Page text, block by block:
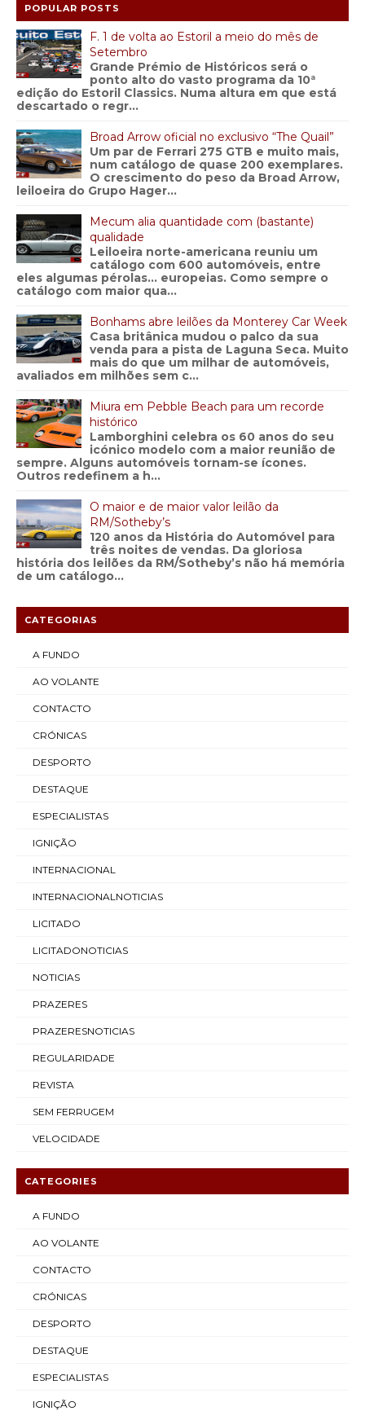
POPULAR POSTS
F. 1 de volta ao Estoril a meio do mês de
Setembro
Grande Prémio de Históricos será o
ponto alto do vasto programa da 10ª
edição do Estoril Classics. Numa altura em que está
descartado o regr...
Broad Arrow oficial no exclusivo “The Quail”
Um par de Ferrari 275 GTB e muito mais,
num catálogo de quase 200 exemplares.
O crescimento do peso da Broad Arrow,
leiloeira do Grupo Hager...
Mecum alia quantidade com (bastante)
qualidade
Leiloeira norte-americana reuniu um
catálogo com 600 automóveis, entre
eles algumas pérolas… europeias. Como sempre o
catálogo com maior qua...
Bonhams abre leilões da Monterey Car Week
Casa britânica mudou o palco da sua
venda para a pista de Laguna Seca. Muito
mais do que um milhar de automóveis,
avaliados em milhões sem c...
Miura em Pebble Beach para um recorde
histórico
Lamborghini celebra os 60 anos do seu
icónico modelo com a maior reunião de
sempre. Alguns automóveis tornam-se ícones.
Outros redefinem a h...
O maior e de maior valor leilão da
RM/Sotheby’s
120 anos da História do Automóvel para
três noites de vendas. Da gloriosa
história dos leilões da RM/Sotheby’s não há memória
de um catálogo...
CATEGORIAS
A FUNDO
AO VOLANTE
CONTACTO
CRÓNICAS
DESPORTO
DESTAQUE
ESPECIALISTAS
IGNIÇÃO
INTERNACIONAL
INTERNACIONALNOTICIAS
LICITADO
LICITADONOTICIAS
NOTICIAS
PRAZERES
PRAZERESNOTICIAS
REGULARIDADE
REVISTA
SEM FERRUGEM
VELOCIDADE
CATEGORIES
A FUNDO
AO VOLANTE
CONTACTO
CRÓNICAS
DESPORTO
DESTAQUE
ESPECIALISTAS
IGNIÇÃO